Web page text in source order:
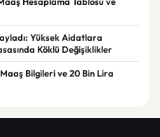
Yüksek Aidatlara
Köklü Değişiklikler
Bilgileri ve 20 Bin Lira